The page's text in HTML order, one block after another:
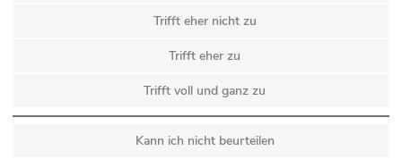
Trifft eher nicht zu
Trifft eher zu
Trifft voll und ganz zu
Kann ich nicht beurteilen